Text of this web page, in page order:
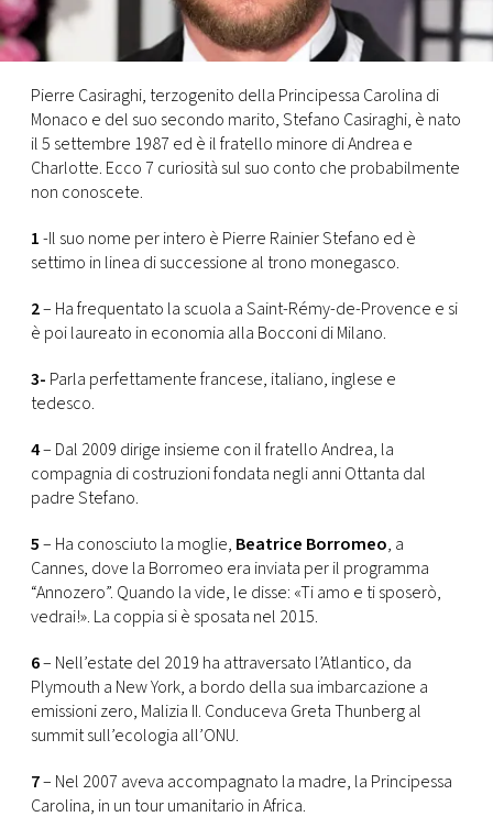
TV
PRINCIPATO
DI
MONACO
CONSIGLIA
Pierre Casiraghi, terzogenito della Principessa Carolina di
Monaco e del suo secondo marito, Stefano Casiraghi, è nato
il 5 settembre 1987 ed è il fratello minore di Andrea e
Charlotte. Ecco 7 curiosità sul suo conto che probabilmente
non conoscete.
1-Il suo nome per intero è Pierre Rainier Stefano ed è
settimo in linea di successione al trono monegasco.
2– Ha frequentato la scuola a Saint-Rémy-de-Provence e si
è poi laureato in economia alla Bocconi di Milano.
3- Parla perfettamente francese, italiano, inglese e
tedesco.
4– Dal 2009 dirige insieme con il fratello Andrea, la
compagnia di costruzioni fondata negli anni Ottanta dal
padre Stefano.
5– Ha conosciuto la moglie, Beatrice Borromeo, a
Cannes, dove la Borromeo era inviata per il programma
“Annozero”. Quando la vide, le disse: «Ti amo e ti sposerò,
vedrai!». La coppia si è sposata nel 2015.
6– Nell’estate del 2019 ha attraversato l’Atlantico, da
Plymouth a New York, a bordo della sua imbarcazione a
emissioni zero, Malizia II. Conduceva Greta Thunberg al
summit sull’ecologia all’ONU.
7– Nel 2007 aveva accompagnato la madre, la Principessa
Carolina, in un tour umanitario in Africa.